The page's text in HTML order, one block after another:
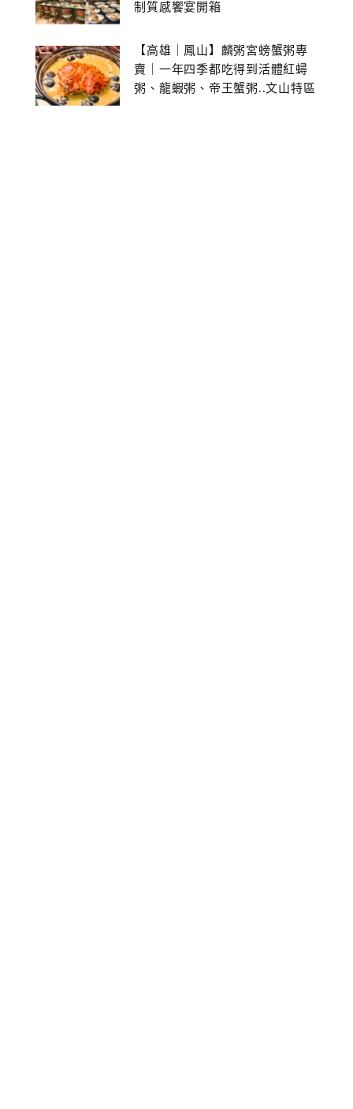
制質感饗宴開箱
【高雄｜鳳山】麟粥宮螃蟹粥專
賣｜一年四季都吃得到活體紅蟳
粥、龍蝦粥、帝王蟹粥..文山特區